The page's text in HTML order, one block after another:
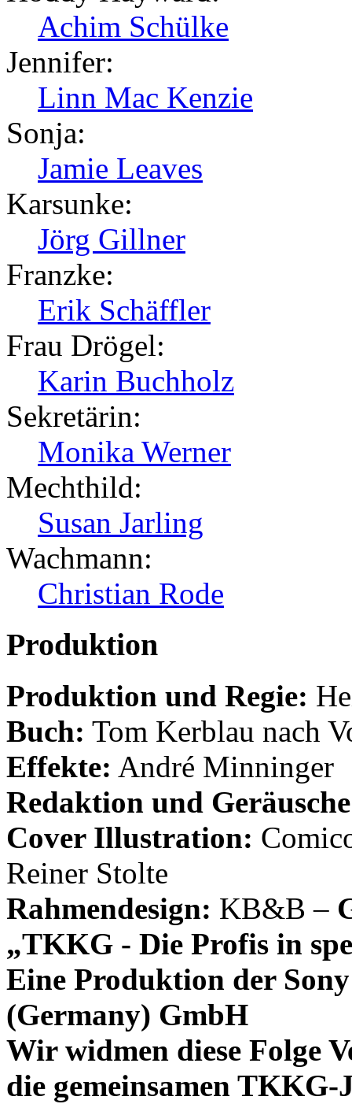
Achim Schülke
Jennifer:
Linn Mac Kenzie
Sonja:
Jamie Leaves
Karsunke:
Jörg Gillner
Franzke:
Erik Schäffler
Frau Drögel:
Karin Buchholz
Sekretärin:
Monika Werner
Mechthild:
Susan Jarling
Wachmann:
Christian Rode
Produktion
Produktion und Regie:
Buch: Tom Kerblau nach
Effekte: André Minninger
Redaktion und
Cover Illustration:
Reiner Stolte
Rahmendesign: KB&B –
„TKKG - Die Profis in
Eine Produktion der
(Germany) GmbH
Wir widmen diese Folge
die gemeinsamen TKKG-